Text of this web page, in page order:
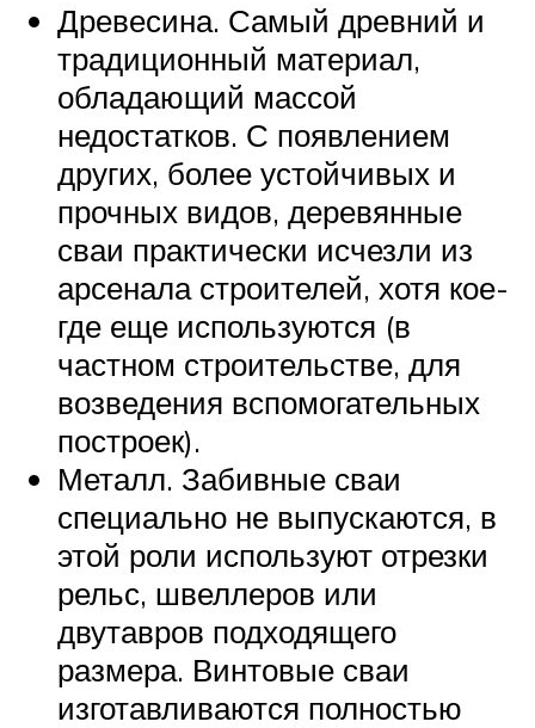
Древесина. Самый древний и
традиционный материал,
обладающий массой
недостатков. С появлением
других, более устойчивых и
прочных видов, деревянные
сваи практически исчезли из
арсенала строителей, хотя кое-
где еще используются (в
частном строительстве, для
возведения вспомогательных
построек).
Металл. Забивные сваи
специально не выпускаются, в
этой роли используют отрезки
рельс, швеллеров или
двутавров подходящего
размера. Винтовые сваи
изготавливаются полностью